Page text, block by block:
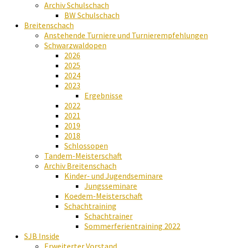
Archiv Schulschach
BW Schulschach
Breitenschach
Anstehende Turniere und Turnierempfehlungen
Schwarzwaldopen
2026
2025
2024
2023
Ergebnisse
2022
2021
2019
2018
Schlossopen
Tandem-Meisterschaft
Archiv Breitenschach
Kinder- und Jugendseminare
Jungsseminare
Koedem-Meisterschaft
Schachtraining
Schachtrainer
Sommerferientraining 2022
SJB Inside
Erweiterter Vorstand